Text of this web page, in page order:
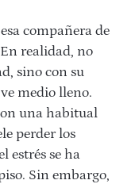
compañera de
realidad, no
sino con su
medio lleno.
una habitual
perder los
estrés se ha
Sin embargo,